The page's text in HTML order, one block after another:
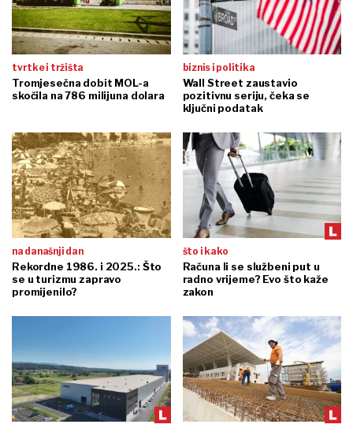
tvrtke i tržišta
Tromjesečna dobit MOL-a
skočila na 786 milijuna dolara
biznis i politika
Wall Street zaustavio
pozitivnu seriju, čeka se
ključni podatak
na današnji dan
Rekordne 1986. i 2025.: Što
se u turizmu zapravo
promijenilo?
što i kako
Računa li se službeni put u
radno vrijeme? Evo što kaže
zakon